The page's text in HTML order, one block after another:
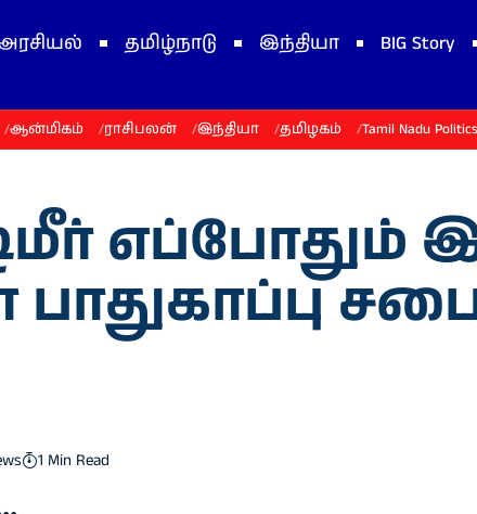
தமிழ்நாடு இந்தியா BIG Story
ஆன்மிகம் ராசிபலன் இந்தியா தமிழகம் Tamil Nadu Politics
எப்போதும்
பாதுகாப்பு
1 Min Read